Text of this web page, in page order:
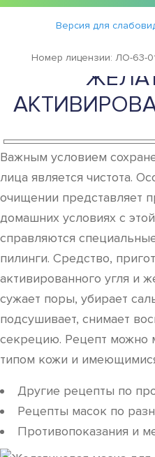
Версия для
Номер лицензии: ЛО-63-
Статьи ›
Важным условием
лица является чистота.
очищении представляет
домашних условиях с
справляются
пилинги. Средство,
активированного угля и
сужает поры, убирает
подсушивает, снимает
секрецию. Рецепт можно
типом кожи и
Другие рецепты по
Рецепты масок по
Противопоказания и